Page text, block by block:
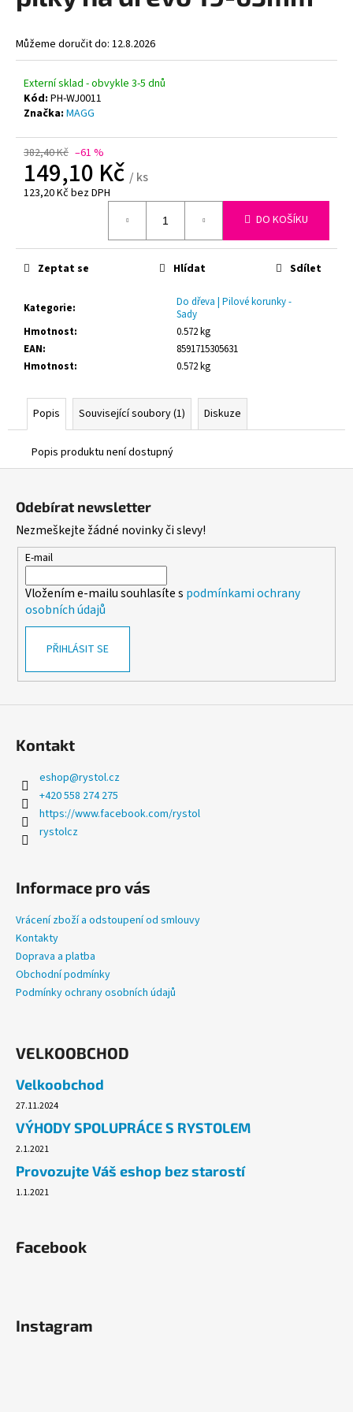
5
Můžeme doručit do: 12.8.2026
Externí sklad - obvykle 3-5 dnů
Kód: PH-WJ0011
Značka: MAGG
382,40 Kč –61 %
149,10 Kč / ks
123,20 Kč bez DPH
DO KOŠÍKU
Kategorie:
Do dřeva | Pilové korunky -
Sady
Hmotnost:
0.572 kg
EAN:
8591715305631
Hmotnost: 0.572 kg
Zeptat se Hlídat Sdílet
Popis Související soubory (1) Diskuze
Popis produktu není dostupný
j
í
?
HLEDAT
D
o
o
u
u
m
10M
PREMIUM
17,10
Kč
Odebírat newsletter
Nezmeškejte žádné novinky či slevy!
E-mail
Vložením e-mailu souhlasíte s podmínkami ochrany
osobních údajů
PŘIHLÁSIT SE
Kontakt
eshop@rystol.cz
+420 558 274 275
https://www.facebook.com/rystol
rystolcz
Informace pro vás
Vrácení zboží a odstoupení od smlouvy
Kontakty
Doprava a platba
Obchodní podmínky
Podmínky ochrany osobních údajů
VELKOOBCHOD
Velkoobchod
27.11.2024
VÝHODY SPOLUPRÁCE S RYSTOLEM
2.1.2021
Provozujte Váš eshop bez starostí
1.1.2021
Facebook
Instagram